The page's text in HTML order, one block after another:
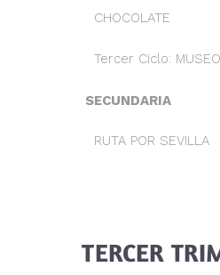
CHOCOLATE
Tercer Ciclo: MUSEO
SECUNDARIA
RUTA POR SEVILLA
TERCER